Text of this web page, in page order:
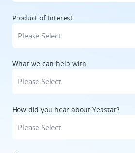
Product of Interest
What we can help with
How did you hear about Yeastar?